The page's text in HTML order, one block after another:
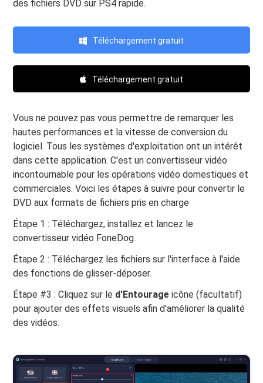
des fichiers DVD sur PS4 rapide.
Téléchargement gratuit
Téléchargement gratuit
Vous ne pouvez pas vous permettre de remarquer les
hautes performances et la vitesse de conversion du
logiciel. Tous les systèmes d'exploitation ont un intérêt
dans cette application. C'est un convertisseur vidéo
incontournable pour les opérations vidéo domestiques et
commerciales. Voici les étapes à suivre pour convertir le
DVD aux formats de fichiers pris en charge
Étape 1 : Téléchargez, installez et lancez le
convertisseur vidéo FoneDog.
Étape 2 : Téléchargez les fichiers sur l'interface à l'aide
des fonctions de glisser-déposer.
Étape #3 : Cliquez sur le d'Entourage icône (facultatif)
pour ajouter des effets visuels afin d'améliorer la qualité
des vidéos.